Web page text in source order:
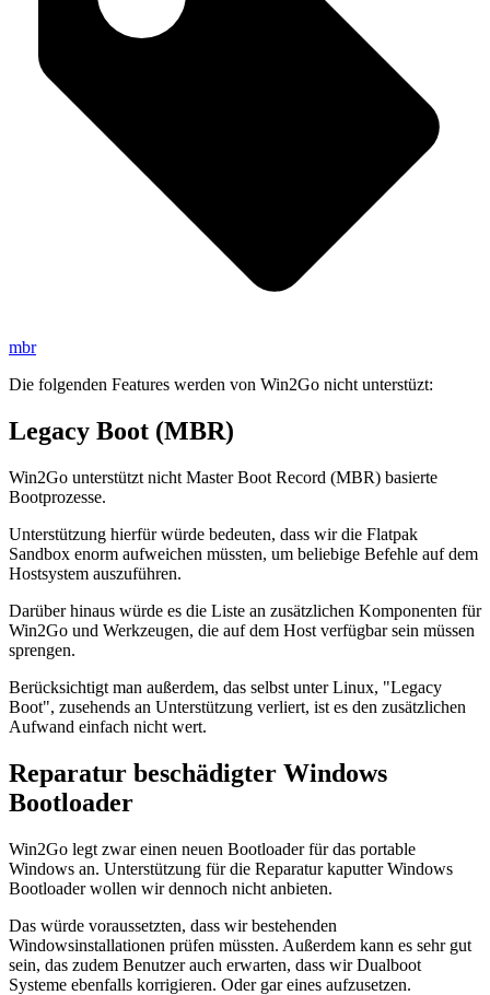
mbr
Die folgenden Features werden von Win2Go nicht unterstüzt:
Legacy Boot (MBR)
Win2Go unterstützt nicht Master Boot Record (MBR) basierte
Bootprozesse.
Unterstützung hierfür würde bedeuten, dass wir die Flatpak
Sandbox enorm aufweichen müssten, um beliebige Befehle auf dem
Hostsystem auszuführen.
Darüber hinaus würde es die Liste an zusätzlichen Komponenten für
Win2Go und Werkzeugen, die auf dem Host verfügbar sein müssen
sprengen.
Berücksichtigt man außerdem, das selbst unter Linux, "Legacy
Boot", zusehends an Unterstützung verliert, ist es den zusätzlichen
Aufwand einfach nicht wert.
Reparatur beschädigter Windows
Bootloader
Win2Go legt zwar einen neuen Bootloader für das portable
Windows an. Unterstützung für die Reparatur kaputter Windows
Bootloader wollen wir dennoch nicht anbieten.
Das würde voraussetzten, dass wir bestehenden
Windowsinstallationen prüfen müssten. Außerdem kann es sehr gut
sein, das zudem Benutzer auch erwarten, dass wir Dualboot
Systeme ebenfalls korrigieren. Oder gar eines aufzusetzen.